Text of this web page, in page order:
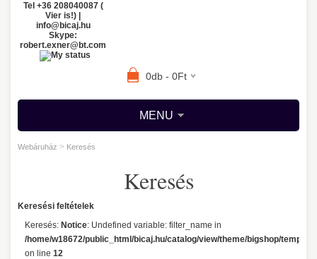
Tel +36 208040087 (
Vier is!) |
info@bicaj.hu
Skype:
robert.exner@bt.com
0db - 0Ft
MENU
Webáruház > Keresés
Keresés
Keresési feltételek
Keresés: Notice: Undefined variable: filter_name in
/home/w18672/public_html/bicaj.hu/catalog/view/theme/bigshop/
on line 12